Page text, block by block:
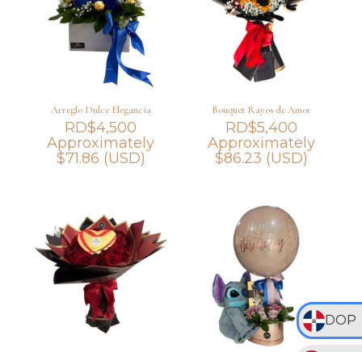
DOP
Arreglo Dulce Elegancia
RD$4,500
Approximately
$71.86 (USD)
Bouquet Rayos de Amor
RD$5,400
Approximately
$86.23 (USD)